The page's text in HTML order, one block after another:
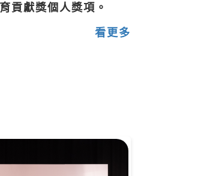
貢獻獎個人獎項。
看更多